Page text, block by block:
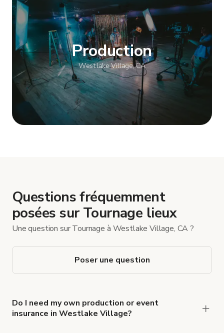
Production
Westlake Village, CA
Questions fréquemment
posées sur Tournage lieux
Une question sur Tournage à Westlake Village, CA ?
Poser une question
Do I need my own production or event
insurance in Westlake Village?